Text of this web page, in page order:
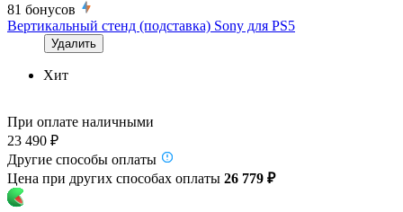
81 бонусов
Вертикальный стенд (подставка) Sony для PS5
Удалить
Хит
При оплате наличными
23 490 ₽
Другие способы оплаты
Цена при других способах оплаты 26 779 ₽